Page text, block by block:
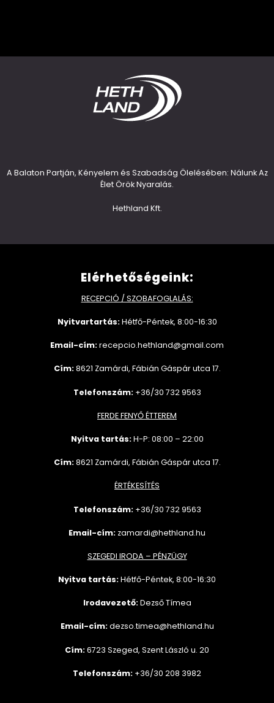
A Balaton Partján, Kényelem és Szabadság Ölelésében: Nálunk Az
Élet Örök Nyaralás.
Hethland Kft.
Elérhetőségeink:
RECEPCIÓ / SZOBAFOGLALÁS:
Nyitvartartás:Hétfő-Péntek, 8:00-16:30
Email-cím:recepcio.hethland@gmail.com
Cím:8621 Zamárdi, Fábián Gáspár utca 17.
Telefonszám: +36/30 732 9563
FERDE FENYŐ ÉTTEREM
Nyitva tartás:H-P: 08:00 – 22:00
Cím:8621 Zamárdi, Fábián Gáspár utca 17.
ÉRTÉKESÍTÉS
Telefonszám: +36/30 7329563
Email-cím: zamardi@hethland.hu
SZEGEDI IRODA – PÉNZÜGY
Nyitva tartás:Hétfő-Péntek, 8:00-16:30
Irodavezető:Dezső Tímea
Email-cím: dezso.timea@hethland.hu
Cím:6723 Szeged, Szent László u. 20
Telefonszám: +36/30 208 3982